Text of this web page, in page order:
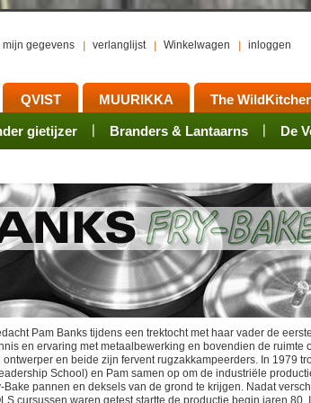
mijn gegevens verlanglijst Winkelwagen inloggen
QVIST
gietijzer Branders & Lantaarns De
MUURIKKA
Rookovens Kotakeittio Branders
The
Onderhoud Activiteiten
Pots, Pans, Kettles Mess tins
Pam Banks tijdens een trektocht met haar vader de
en ervaring met metaalbewerking en bovendien de ruimte
en beide zijn fervent rugzakkampeerders. In 1979
School) en Pam samen op om de industriële
Bake pannen en deksels van de grond te krijgen. Nadat
cursussen waren getest startte de productie begin jaren 80.